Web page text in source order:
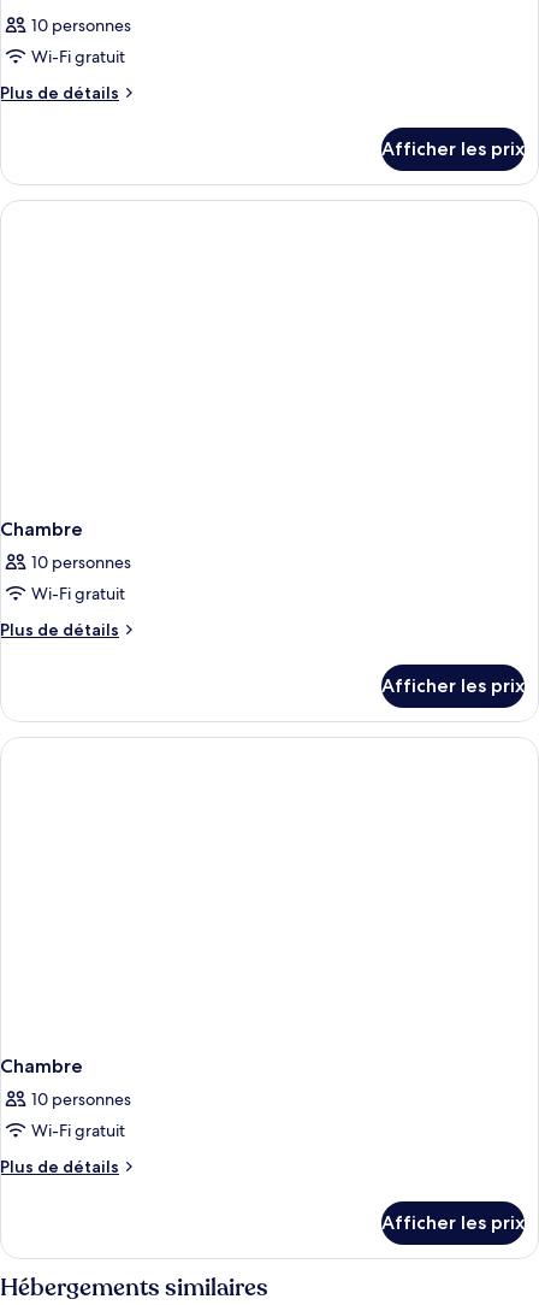
10 personnes
Wi-Fi gratuit
Plus de détails
Plus
Chambre
Afficher les prix
Chambre
10 personnes
Wi-Fi gratuit
Plus de détails
Plus
Chambre
Afficher les prix
Chambre
10 personnes
Wi-Fi gratuit
Plus de détails
Plus
Chambre
Afficher les prix
Hébergements similaires